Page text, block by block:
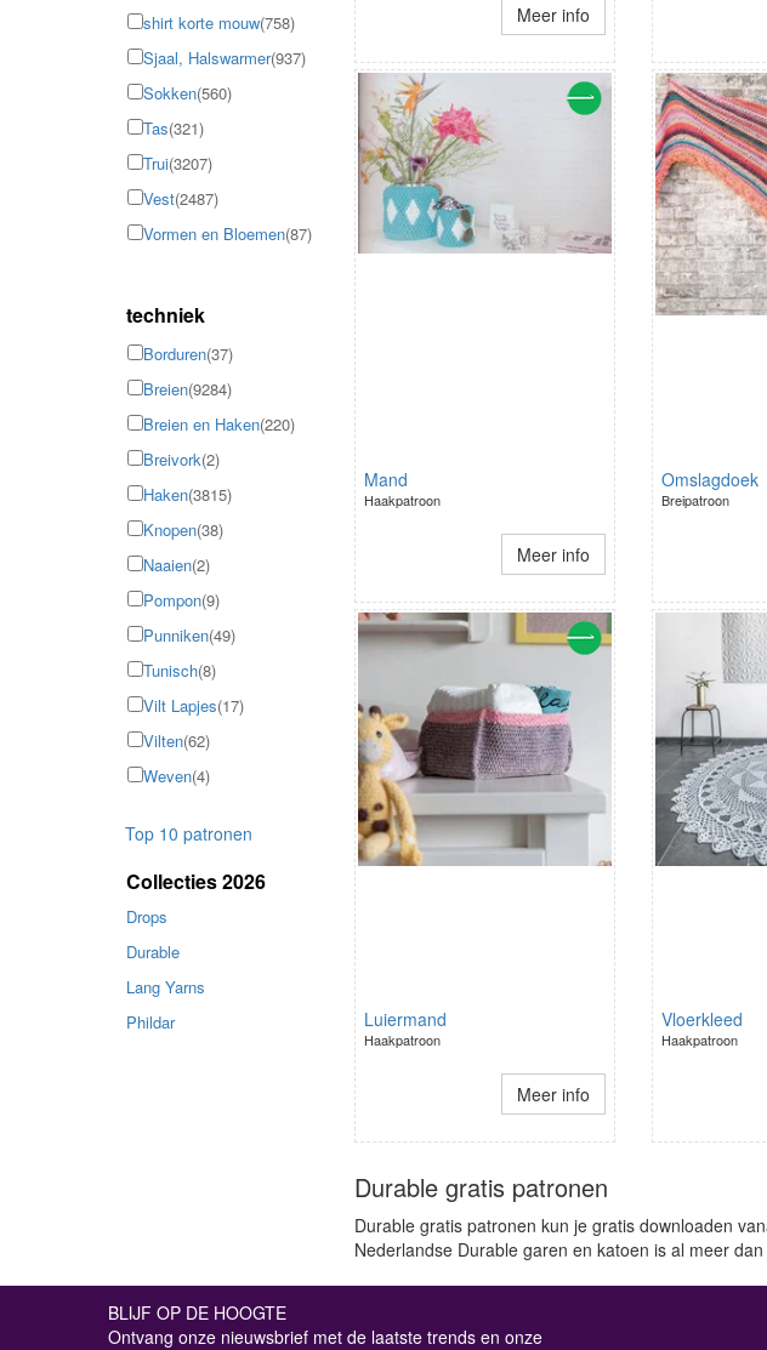
shirt korte mouw(758)
Sjaal, Halswarmer(937)
Sokken(560)
Tas(321)
Trui(3207)
Vest(2487)
Vormen en Bloemen(87)
techniek
Borduren(37)
Breien(9284)
Breien en Haken(220)
Breivork(2)
Haken(3815)
Knopen(38)
Naaien(2)
Pompon(9)
Punniken(49)
Tunisch(8)
Vilt Lapjes(17)
Vilten(62)
Weven(4)
Top 10 patronen
Collecties 2026
Drops
Durable
Lang Yarns
Phildar
Meer info
Mand
Haakpatroon
Meer info
Omslagdoek
Breipatroon
Luiermand
Haakpatroon
Meer info
Vloerkleed
Haakpatroon
Durable gratis patronen
Durable gratis patronen kun je gratis downloaden
Nederlandse Durable garen en katoen is al meer
BLIJF OP DE HOOGTE
Ontvang onze nieuwsbrief met de laatste trends en onze